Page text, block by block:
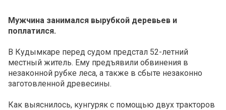
Мужчина занимался вырубкой деревьев и
поплатился.
В Кудымкаре перед судом предстал 52-летний
местный житель. Ему предъявили обвинения в
незаконной рубке леса, а также в сбыте незаконно
заготовленной древесины.
Как выяснилось, кунгуряк с помощью двух тракторов